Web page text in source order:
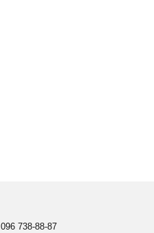
096 738-88-87